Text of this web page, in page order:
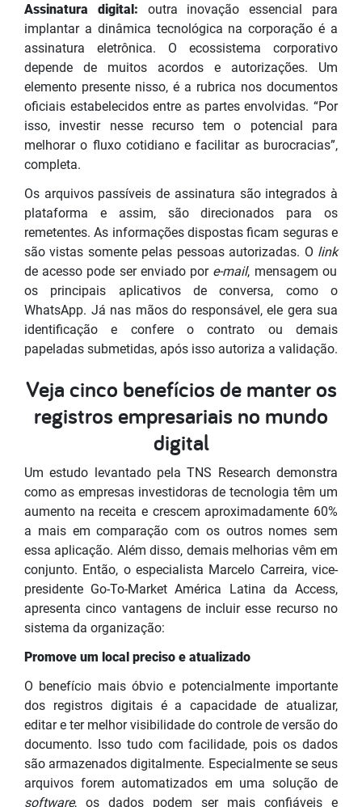
Assinatura digital: outra inovação essencial para
implantar a dinâmica tecnológica na corporação é a
assinatura eletrônica. O ecossistema corporativo
depende de muitos acordos e autorizações. Um
elemento presente nisso, é a rubrica nos documentos
oficiais estabelecidos entre as partes envolvidas. “Por
isso, investir nesse recurso tem o potencial para
melhorar o fluxo cotidiano e facilitar as burocracias”,
completa.
Os arquivos passíveis de assinatura são integrados à
plataforma e assim, são direcionados para os
remetentes. As informações dispostas ficam seguras e
são vistas somente pelas pessoas autorizadas. O link
de acesso pode ser enviado por e-mail, mensagem ou
os principais aplicativos de conversa, como o
WhatsApp. Já nas mãos do responsável, ele gera sua
identificação e confere o contrato ou demais
papeladas submetidas, após isso autoriza a validação.
Veja cinco benefícios de manter os
registros empresariais no mundo
digital
Um estudo levantado pela TNS Research demonstra
como as empresas investidoras de tecnologia têm um
aumento na receita e crescem aproximadamente 60%
a mais em comparação com os outros nomes sem
essa aplicação. Além disso, demais melhorias vêm em
conjunto. Então, o especialista Marcelo Carreira, vice-
presidente Go-To-Market América Latina da Access,
apresenta cinco vantagens de incluir esse recurso no
sistema da organização:
Promove um local preciso e atualizado
O benefício mais óbvio e potencialmente importante
dos registros digitais é a capacidade de atualizar,
editar e ter melhor visibilidade do controle de versão do
documento. Isso tudo com facilidade, pois os dados
são armazenados digitalmente. Especialmente se seus
arquivos forem automatizados em uma solução de
software, os dados podem ser mais confiáveis e